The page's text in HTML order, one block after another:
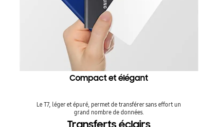
Compact et élégant
Le T7, léger et épuré, permet de transférer sans effort un
grand nombre de données.